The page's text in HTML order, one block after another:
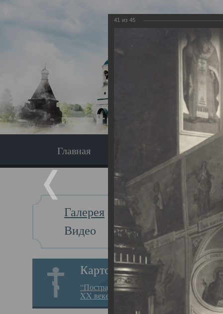
Главная Экскурсия
Галерея
Видео
Картотека
“Пострадавшие за веру в
XX веке на Севере”
Главная
41 из 45